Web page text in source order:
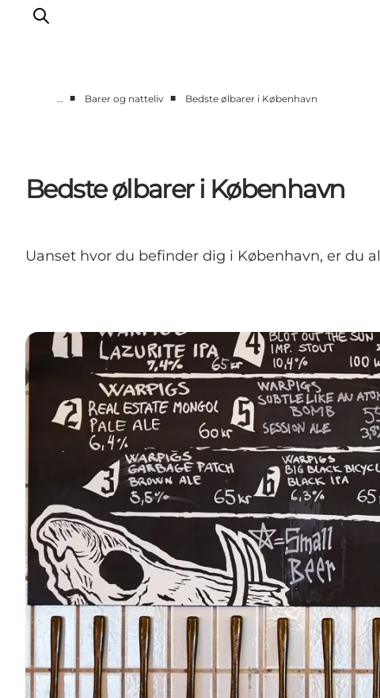
Spis & drik
Områder
CopenPay
… ■ Barer og natteliv ■ Bedste ølbarer i København
Bedste ølbarer i København
Uanset hvor du befinder dig i København, er du